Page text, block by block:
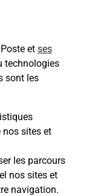
et ses
technologies
sont les
nos sites et
les parcours
nos sites et
navigation.
contact
posées